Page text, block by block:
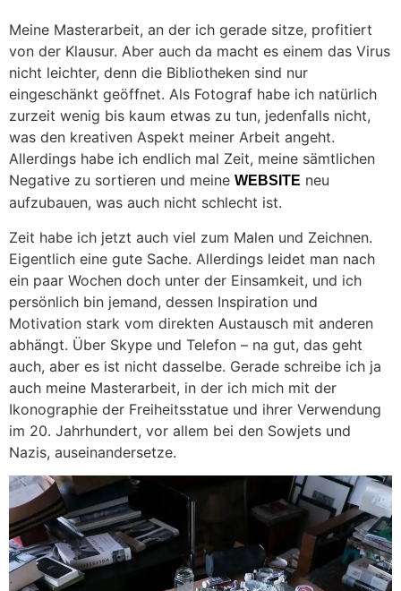
Meine Masterarbeit, an der ich gerade sitze, profitiert
von der Klausur. Aber auch da macht es einem das Virus
nicht leichter, denn die Bibliotheken sind nur
eingeschänkt geöffnet. Als Fotograf habe ich natürlich
zurzeit wenig bis kaum etwas zu tun, jedenfalls nicht,
was den kreativen Aspekt meiner Arbeit angeht.
Allerdings habe ich endlich mal Zeit, meine sämtlichen
Negative zu sortieren und meine WEBSITE neu
aufzubauen, was auch nicht schlecht ist.
Zeit habe ich jetzt auch viel zum Malen und Zeichnen.
Eigentlich eine gute Sache. Allerdings leidet man nach
ein paar Wochen doch unter der Einsamkeit, und ich
persönlich bin jemand, dessen Inspiration und
Motivation stark vom direkten Austausch mit anderen
abhängt. Über Skype und Telefon – na gut, das geht
auch, aber es ist nicht dasselbe. Gerade schreibe ich ja
auch meine Masterarbeit, in der ich mich mit der
Ikonographie der Freiheitsstatue und ihrer Verwendung
im 20. Jahrhundert, vor allem bei den Sowjets und
Nazis, auseinandersetze.